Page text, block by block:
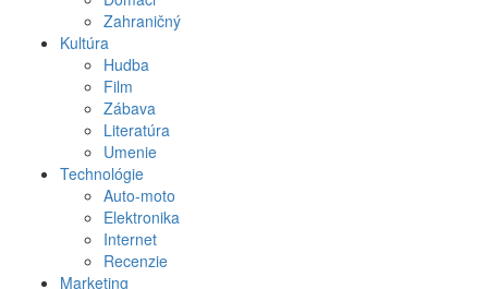
Zahraničný
Kultúra
Hudba
Film
Zábava
Literatúra
Umenie
Technológie
Auto-moto
Elektronika
Internet
Recenzie
Marketing